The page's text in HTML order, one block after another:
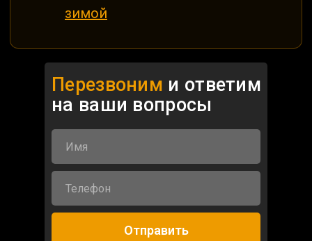
зимой
Отправить
Перезвоним и ответим
на ваши вопросы